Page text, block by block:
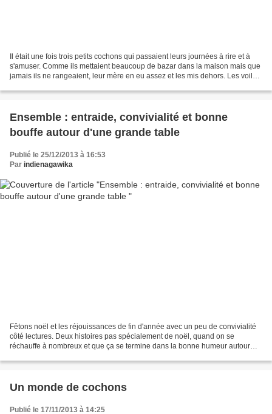
Il était une fois trois petits cochons qui passaient leurs journées à rire et à
s'amuser. Comme ils mettaient beaucoup de bazar dans la maison mais que
jamais ils ne rangeaient, leur mère en eu assez et les mis dehors. Les voilà
Ensemble : entraide, convivialité et bonne
bouffe autour d'une grande table
Publié le 25/12/2013 à 16:53
Par indienagawika
Fêtons noël et les réjouissances de fin d'année avec un peu de convivialité
côté lectures. Deux histoires pas spécialement de noël, quand on se
réchauffe à nombreux et que ça se termine dans la bonne humeur autour
Un monde de cochons
Publié le 17/11/2013 à 14:25